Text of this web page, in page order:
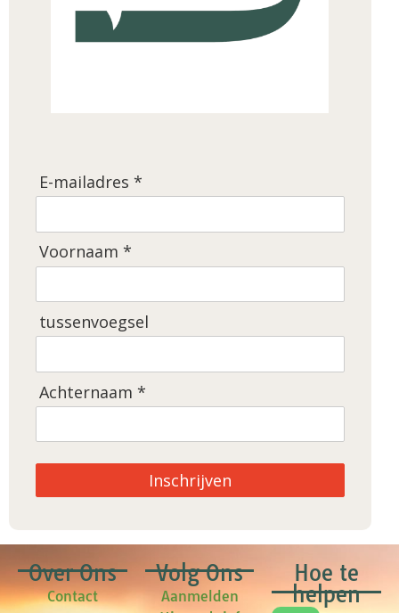
E-mailadres *
Voornaam *
tussenvoegsel
Achternaam *
Inschrijven
Over Ons
Contact
Volg Ons
Aanmelden
Hoe te
helpen